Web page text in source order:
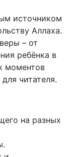
источником
Аллаха.
– от
ребёнка в
моментов
читателя.
на разных